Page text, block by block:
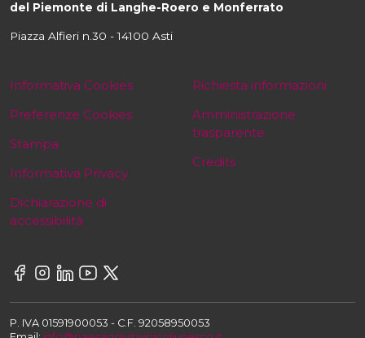
del Piemonte di Langhe-Roero e Monferrato
Piazza Alfieri n.30 - 14100 Asti
Informativa Cookies
Preferenze Cookies
Stampa
Informativa Privacy
Dichiarazione di
accessibilità
Richiesta informazioni
Amministrazione
trasparente
Credits
P. IVA 01591900053 - C.F. 92058950053